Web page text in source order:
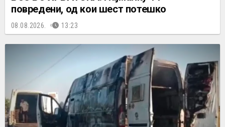
повредени, од кои шест потешко
08.08.2026. 13:23